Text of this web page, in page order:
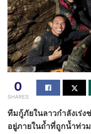
0
SHARES
ทีมกู้ภัยในลาวกำลังเร่ง
อยู่ภายในถ้ำที่ถูกน้ำท่วม